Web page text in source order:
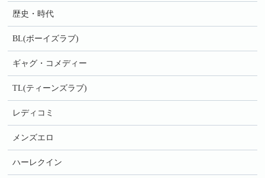
歴史・時代
BL(ボーイズラブ)
ギャグ・コメディー
TL(ティーンズラブ)
レディコミ
メンズエロ
ハーレクイン